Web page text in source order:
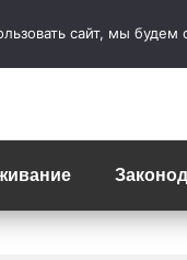
сайт, мы будем